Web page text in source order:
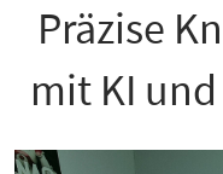
Präzise
mit KI